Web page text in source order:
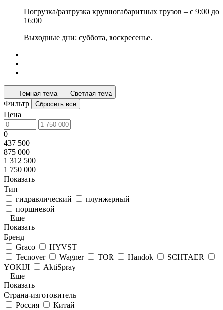
Погрузка/разгрузка крупногабаритных грузов – с 9:00 до
16:00
Выходные дни: суббота, воскресенье.
Темная тема Светлая тема
Фильтр Сбросить все
Цена
0
437 500
875 000
1 312 500
1 750 000
Показать
Тип
гидравлический
плунжерный
поршневой
+ Еще
Показать
Бренд
Graco
HYVST
Tecnover
Wagner TOR Handok
SCHTAER
YOKIJI
AktiSpray
+ Еще
Показать
Страна-изготовитель
Россия
Китай